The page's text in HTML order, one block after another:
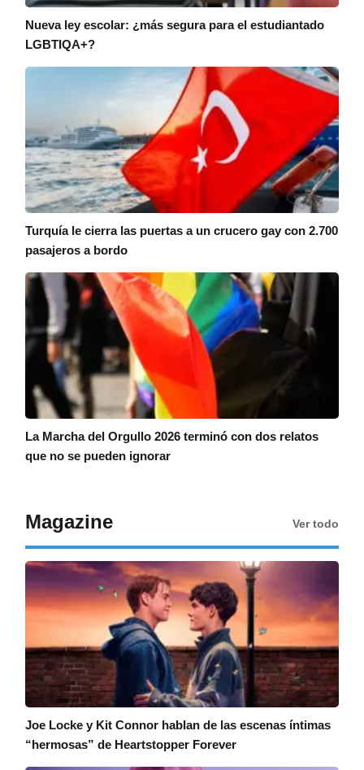
Nueva ley escolar: ¿más segura para el estudiantado
LGBTIQA+?
Turquía le cierra las puertas a un crucero gay con 2.700
pasajeros a bordo
La Marcha del Orgullo 2026 terminó con dos relatos
que no se pueden ignorar
Magazine Ver todo
Joe Locke y Kit Connor hablan de las escenas íntimas
“hermosas” de Heartstopper Forever